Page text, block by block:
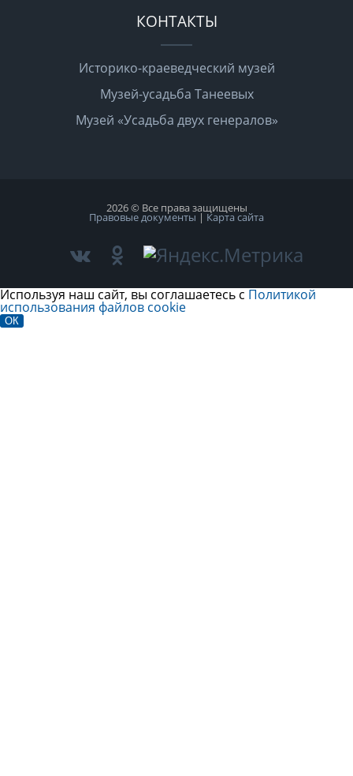
КОНТАКТЫ
Историко-краеведческий музей
Музей-усадьба Танеевых
Музей «Усадьба двух генералов»
2026 © Все права защищены
Правовые документы | Карта сайта
Используя наш сайт, вы соглашаетесь с Политикой
использования файлов cookie
ОК